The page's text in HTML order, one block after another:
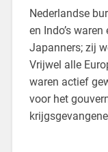
Nederlandse
en Indo’s
Japanners; zij
Vrijwel alle
waren actief
voor het